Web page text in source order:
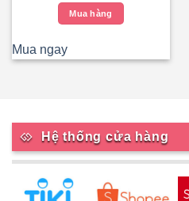
là:
65.000₫.
Mua hàng
Mua ngay
Hệ thống cửa hàng